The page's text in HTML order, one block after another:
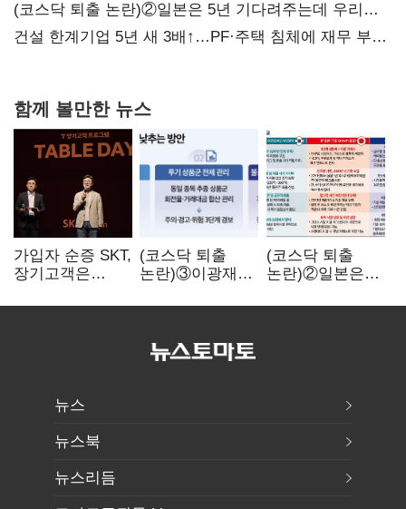
불만 확산
(코스닥 퇴출 논란)②일본은 5년 기다려주는데 우리는
당장 퇴출?…시간만으론 부족한 코스닥 구하기
건설 한계기업 5년 새 3배↑…PF·주택 침체에 재무 부담
함께 볼만한 뉴스
가입자 순증 SKT,
장기고객은
챙긴다
(코스닥 퇴출
논란)③이광재
자동차 없애지는
(코스닥 퇴출
논란)②일본은
기다려주는데
뉴스
뉴스북
뉴스리듬